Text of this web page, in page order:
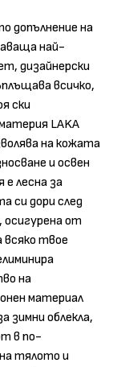
допълнение на
най-
дизайнерски
всичко,
ски
LAKA
на кожата
и освен
лесна за
си дори след
от
всяко твое
на
материал
зимни облекла,
в по-
тялото и